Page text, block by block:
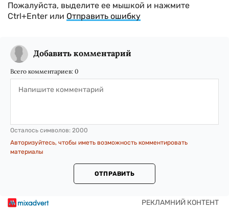
Пожалуйста, выделите ее мышкой и нажмите
Ctrl+Enter или Отправить ошибку
Добавить комментарий
Всего комментариев: 0
Осталось символов: 2000
Авторизуйтесь, чтобы иметь возможность комментировать
материалы
ОТПРАВИТЬ